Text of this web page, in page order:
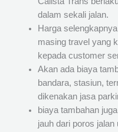
dalam sekali jalan.
Harga
masing travel yang
kepada customer
Akan ada biaya
bandara, stasiun,
dikenakan jasa
biaya tambahan
jauh dari poros